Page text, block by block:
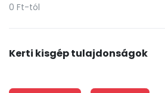
0 Ft-tól
Kerti kisgép tulajdonságok